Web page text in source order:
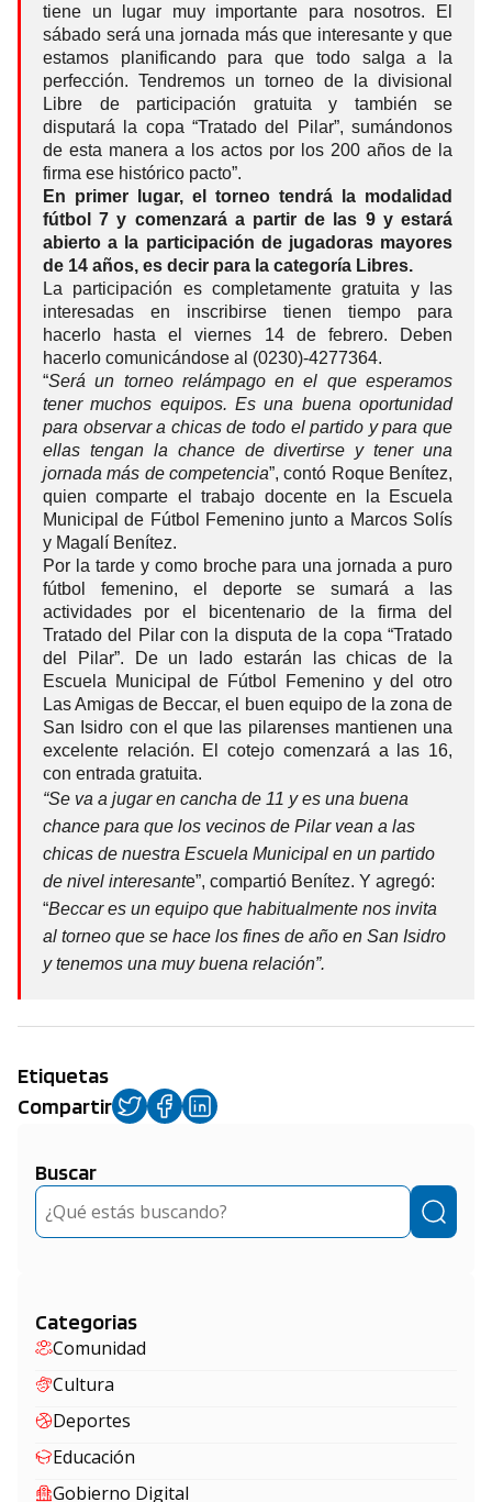
tiene un lugar muy importante para nosotros. El
sábado será una jornada más que interesante y que
estamos planificando para que todo salga a la
perfección. Tendremos un torneo de la divisional
Libre de participación gratuita y también se
disputará la copa “Tratado del Pilar”, sumándonos
de esta manera a los actos por los 200 años de la
firma ese histórico pacto”.
En primer lugar, el torneo tendrá la modalidad
fútbol 7 y comenzará a partir de las 9 y estará
abierto a la participación de jugadoras mayores
de 14 años, es decir para la categoría Libres.
La participación es completamente gratuita y las
interesadas en inscribirse tienen tiempo para
hacerlo hasta el viernes 14 de febrero. Deben
hacerlo comunicándose al (0230)-4277364.
“Será un torneo relámpago en el que esperamos
tener muchos equipos. Es una buena oportunidad
para observar a chicas de todo el partido y para que
ellas tengan la chance de divertirse y tener una
jornada más de competencia”, contó Roque Benítez,
quien comparte el trabajo docente en la Escuela
Municipal de Fútbol Femenino junto a Marcos Solís
y Magalí Benítez.
Por la tarde y como broche para una jornada a puro
fútbol femenino, el deporte se sumará a las
actividades por el bicentenario de la firma del
Tratado del Pilar con la disputa de la copa “Tratado
del Pilar”. De un lado estarán las chicas de la
Escuela Municipal de Fútbol Femenino y del otro
Las Amigas de Beccar, el buen equipo de la zona de
San Isidro con el que las pilarenses mantienen una
excelente relación. El cotejo comenzará a las 16,
con entrada gratuita.
“Se va a jugar en cancha de 11 y es una buena
chance para que los vecinos de Pilar vean a las
chicas de nuestra Escuela Municipal en un partido
de nivel interesante”, compartió Benítez. Y agregó:
“Beccar es un equipo que habitualmente nos invita
al torneo que se hace los fines de año en San Isidro
y tenemos una muy buena relación”.
Etiquetas
Compartir
Buscar
Buscar
Categorias
Comunidad
Cultura
Deportes
Educación
Gobierno Digital